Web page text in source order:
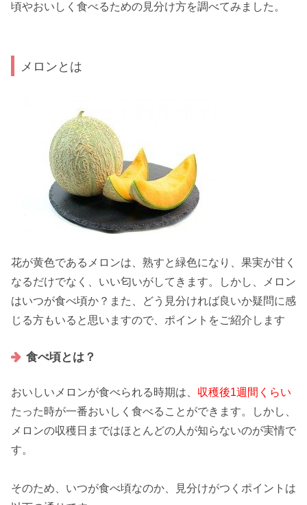
頃やおいしく食べるための見分け方を調べてみました。
メロンとは
花が黄色であるメロンは、熟すと緑色になり、果実が甘く
なるだけでなく、いい匂いがしてきます。しかし、メロン
はいつが食べ頃か？また、どう見分ければ良いか疑問に感
じる方もいると思いますので、ポイントをご紹介します
食べ頃とは？
おいしいメロンが食べられる時期は、 収穫後1週間くらい
たった時が一番おいしく食べることができます。しかし、
メロンの収穫日まではほとんどの人が知らないのが実情で
す。
そのため、いつが食べ頃なのか、見分けがつくポイントは